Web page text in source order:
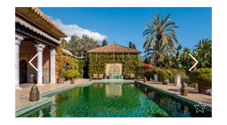
Previous Next